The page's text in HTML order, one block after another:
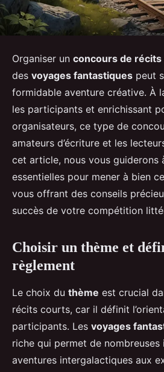
Organiser un concours de
des voyages fantastiques peut
formidable aventure créative. À
les participants et enrichissant
organisateurs, ce type de
amateurs d’écriture et les
cet article, nous vous guiderons
essentielles pour mener à bien
vous offrant des conseils
succès de votre compétition
Choisir un thème et
règlement
Le choix du thème est crucial
récits courts, car il définit
participants. Les voyages
riche qui permet de
aventures intergalactiques aux